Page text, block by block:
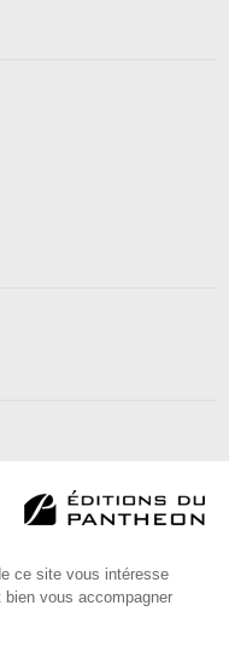
Guerre froide,
URSS,
Mort rouge
Bourdelle